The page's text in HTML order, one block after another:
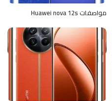
مواصفات Huawei nova 12s